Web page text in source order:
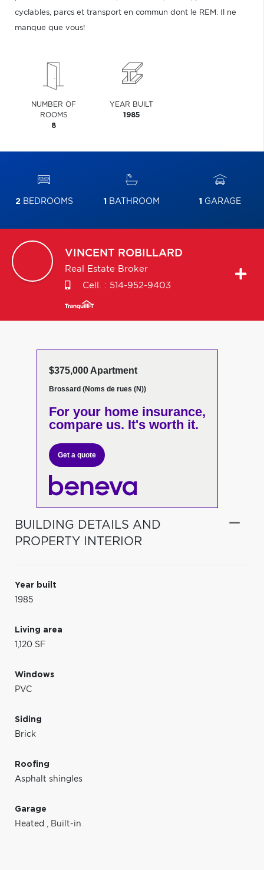
cyclables, parcs et transport en commun dont le REM. Il ne
manque que vous!
NUMBER OF
ROOMS
8
YEAR BUILT
1985
2BEDROOMS 1 BATHROOM 1 GARAGE
VINCENT ROBILLARD
Real Estate Broker
Cell. : 514-952-9403
$375,000 Apartment
Brossard (Noms de rues (N))
For your home insurance,
compare us. It's worth it.
Get a quote
BUILDING DETAILS AND
PROPERTY INTERIOR
Year built
1985
Living area
1,120 SF
Windows
PVC
Siding
Brick
Roofing
Asphalt shingles
Garage
Heated , Built-in